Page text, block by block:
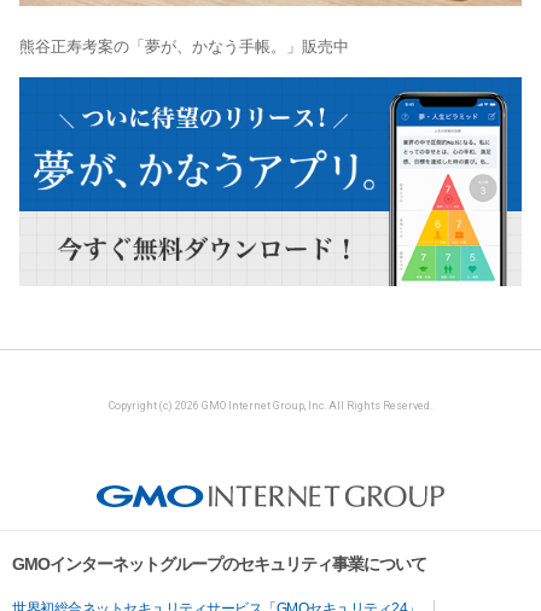
熊谷正寿考案の「夢が、かなう手帳。」販売中
Copyright (c) 2026 GMO Internet Group, Inc. All Rights Reserved.
GMOインターネットグループのセキュリティ事業について